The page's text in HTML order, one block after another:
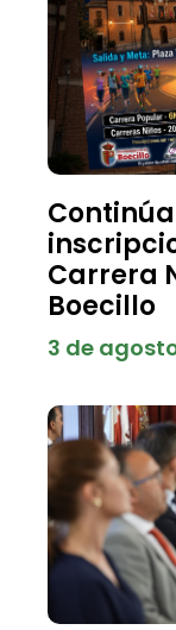
Carrera
Boecillo
3 de